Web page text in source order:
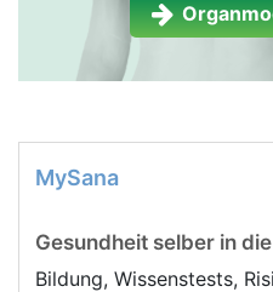
MySana
Gesundheit selber in
Bildung, Wissenstests,